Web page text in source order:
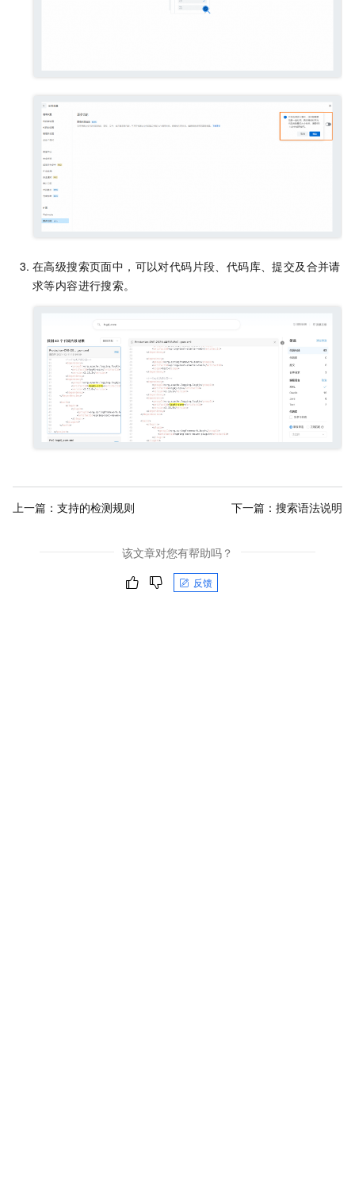
在高级搜索页面中，可以对代码片段、代码库、提交及合并请
求等内容进行搜索。
上一篇： 支持的检测规则 下一篇： 搜索语法说明
该文章对您有帮助吗？
反馈